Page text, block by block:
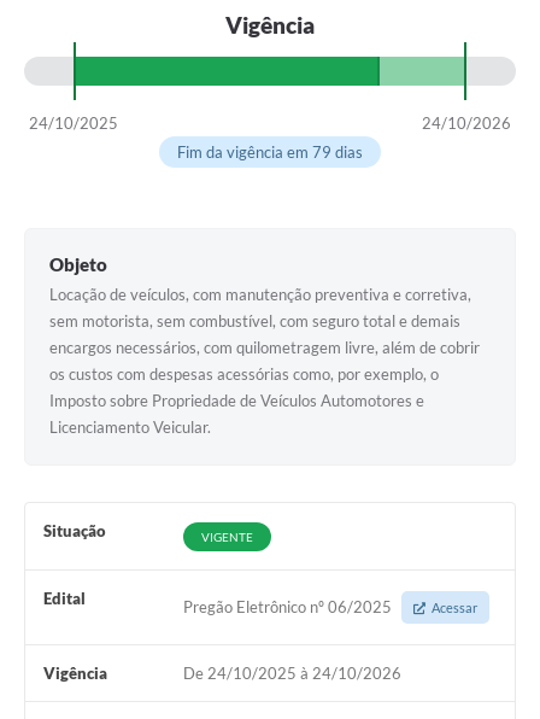
Audiências Públicas
Arquivos para Download
Contas Públicas
Links
Agenda
Diário Oficial
Vigência
24/10/2025
24/10/2026
Fim da vigência em 79 dias
Objeto
Locação de veículos, com manutenção preventiva e corretiva,
sem motorista, sem combustível, com seguro total e demais
encargos necessários, com quilometragem livre, além de cobrir
os custos com despesas acessórias como, por exemplo, o
Imposto sobre Propriedade de Veículos Automotores e
Licenciamento Veicular.
Situação VIGENTE
Edital Pregão Eletrônico nº 06/2025 Acessar
Vigência De 24/10/2025 à 24/10/2026